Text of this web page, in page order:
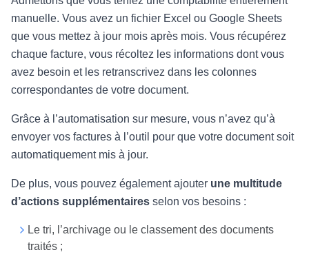
manuelle. Vous avez un fichier Excel ou Google Sheets
que vous mettez à jour mois après mois. Vous récupérez
chaque facture, vous récoltez les informations dont vous
avez besoin et les retranscrivez dans les colonnes
correspondantes de votre document.
Grâce à l’automatisation sur mesure, vous n’avez qu’à
envoyer vos factures à l’outil pour que votre document soit
automatiquement mis à jour.
De plus, vous pouvez également ajouter une multitude
d’actions supplémentaires selon vos besoins :
Le tri, l’archivage ou le classement des documents
traités ;